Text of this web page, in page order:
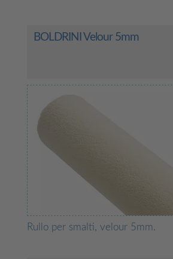
BOLDRINI Velour 5mm
Rullo per smalti, velour 5mm.